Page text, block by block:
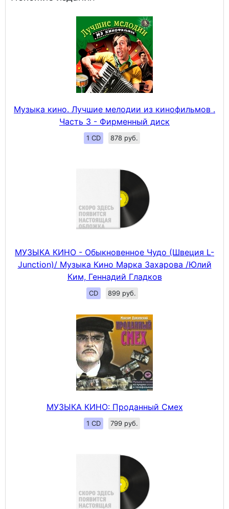
Музыка кино. Лучшие мелодии из кинофильмов .
Часть 3 - Фирменный диск
1 CD 878 руб.
МУЗЫКА КИНО - Обыкновенное Чудо (Швеция L-
Junction)/ Музыка Кино Марка Захарова /Юлий
Ким, Геннадий Гладков
CD 899 руб.
МУЗЫКА КИНО: Проданный Смех
1 CD 799 руб.